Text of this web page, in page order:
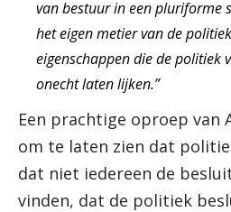
van bestuur in een pluriforme
het eigen metier van de
eigenschappen die de politiek
onecht laten lijken.”
Een prachtige oproep van
om te laten zien dat
dat niet iedereen de
vinden, dat de politiek